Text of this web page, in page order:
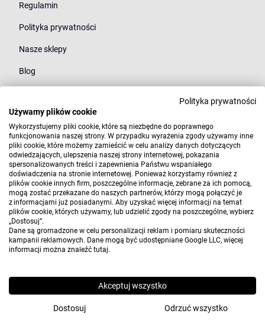
Regulamin
Polityka prywatności
Nasze sklepy
Blog
Młodzież
Styl
Marki
Wdrożenie i projekt:CONVERTIS.pl
Sklep internetowy SOTE
Polityka prywatności
Używamy plików cookie
Wykorzystujemy pliki cookie, które są niezbędne do poprawnego
funkcjonowania naszej strony. W przypadku wyrażenia zgody używamy inne
pliki cookie, które możemy zamieścić w celu analizy danych dotyczących
odwiedzających, ulepszenia naszej strony internetowej, pokazania
spersonalizowanych treści i zapewnienia Państwu wspaniałego
doświadczenia na stronie internetowej. Ponieważ korzystamy również z
plików cookie innych firm, poszczególne informacje, zebrane za ich pomocą,
mogą zostać przekazane do naszych partnerów, którzy mogą połączyć je
z informacjami już posiadanymi. Aby uzyskać więcej informacji na temat
plików cookie, których używamy, lub udzielić zgody na poszczególne, wybierz
„Dostosuj”.
Dane są gromadzone w celu personalizacji reklam i pomiaru skuteczności
kampanii reklamowych. Dane mogą być udostępniane Google LLC, więcej
informacji można znaleźć tutaj.
Akceptuj wszystko
Dostosuj Odrzuć wszystko